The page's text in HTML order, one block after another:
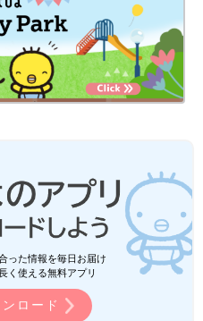
った情報を毎日お届け
く使える無料アプリ
ロード